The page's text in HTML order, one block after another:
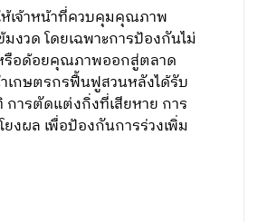
เจ้าหน้าที่ควบคุมคุณภาพ
งวด โดยเฉพาะการป้องกันไม่
รือด้อยคุณภาพออกสู่ตลาด
เกษตรกรฟื้นฟูสวนหลังได้รับ
การตัดแต่งกิ่งที่เสียหาย การ
ยงผล เพื่อป้องกันการร่วงเพิ่ม